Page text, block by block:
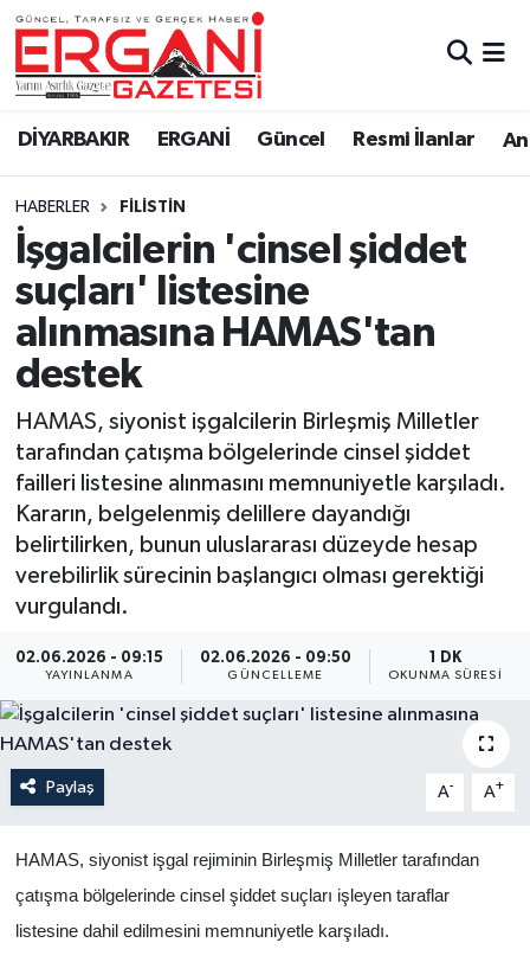
DİYARBAKIR ERGANİ Güncel Resmi İlanlar
HABERLER FILISTIN
İşgalcilerin 'cinsel şiddet
suçları' listesine
alınmasına HAMAS'tan
destek
HAMAS, siyonist işgalcilerin Birleşmiş Milletler
tarafından çatışma bölgelerinde cinsel şiddet
failleri listesine alınmasını memnuniyetle karşıladı.
Kararın, belgelenmiş delillere dayandığı
belirtilirken, bunun uluslararası düzeyde hesap
verebilirlik sürecinin başlangıcı olması gerektiği
vurgulandı.
02.06.2026 - 09:15
YAYINLANMA
02.06.2026 - 09:50
GÜNCELLEME
1 DK
OKUNMA SÜRESI
Paylaş A- A+
HAMAS, siyonist işgal rejiminin Birleşmiş Milletler tarafından
çatışma bölgelerinde cinsel şiddet suçları işleyen taraflar
listesine dahil edilmesini memnuniyetle karşıladı.
DİYARBAKIR
BİSMİL
BAĞLAR
ERGANİ
Güncel
Eği̇ti̇m
Resmi İlanlar
Sağlık
Si̇yaset
Spor
Yaşam
Dünya
Ergani Nöbetçi Eczaneler
Ergani Hava Durumu
Ergani Trafik Yoğunluk Haritası
Süper Lig Puan Durumu ve Fikstür
Tüm Manşetler
Son Dakika Haberleri
Haber Arşivi